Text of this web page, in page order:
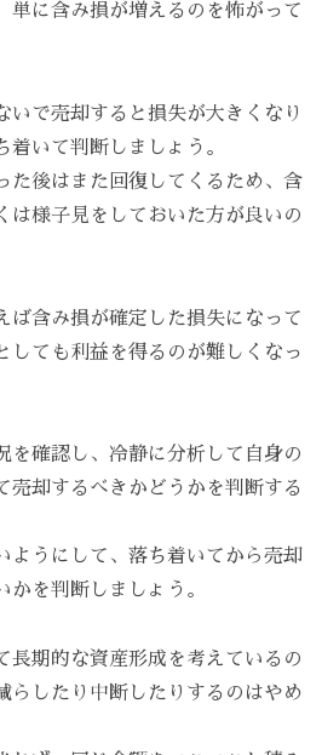
単に含み損が増えるのを怖がって
いで売却すると損失が大きくなり
着いて判断しましょう。
た後はまた回復してくるため、含
は様子見をしておいた方が良いの
ば含み損が確定した損失になって
しても利益を得るのが難しくなっ
を確認し、冷静に分析して自身の
売却するべきかどうかを判断する
ようにして、落ち着いてから売却
かを判断しましょう。
長期的な資産形成を考えているの
らしたり中断したりするのはやめ